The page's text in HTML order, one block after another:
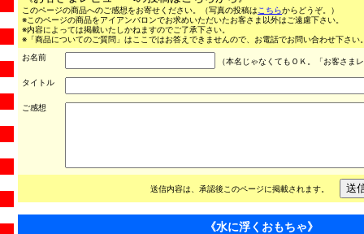
このページの商品へのご感想をお寄せください。（写真の投稿は こちらからどうぞ。）
※このページの商品をアイアンバロンでお求めいただいたお客さま以外はご遠慮下さい。
※内容によっては掲載いたしかねますのでご了承下さい。
※「商品についてのご質問」はここではお答えできませんので、お電話でお問い合わせ下さ
お名前
（本名じゃなくてもＯＫ。「お客さま
タイトル
ご感想
送信内容は、承認後このページに掲載されます。
《水に浮くおもちゃ》